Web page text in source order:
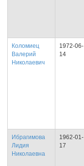
Коломиец
Валерий
Николаевич
1972-06-
14
Ибрагимова
Лидия
Николаевна
1962-01-
17